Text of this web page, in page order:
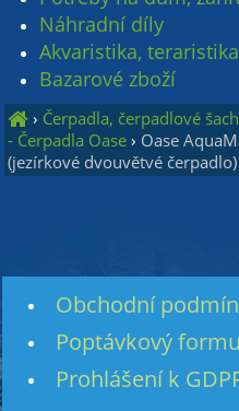
Náhradní díly
Akvaristika,
Bazarové zboží
› Čerpadla, čerpadlové
- Čerpadla Oase › Oase
(jezírkové dvouvětvé čerpadlo)
Obchodní
Poptávkový
Prohlášení k